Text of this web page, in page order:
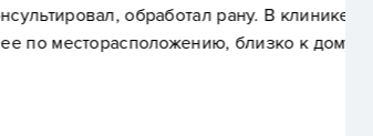
обработал рану. В клинике
близко к дому.